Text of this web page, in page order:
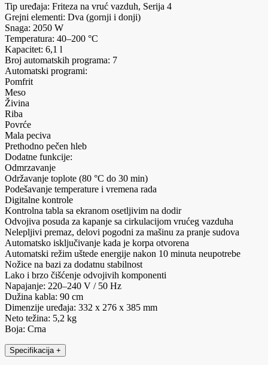
Tip uređaja: Friteza na vruć vazduh, Serija 4
Grejni elementi: Dva (gornji i donji)
Snaga: 2050 W
Temperatura: 40–200 °C
Kapacitet: 6,1 l
Broj automatskih programa: 7
Automatski programi:
Pomfrit
Meso
Živina
Riba
Povrće
Mala peciva
Prethodno pečen hleb
Dodatne funkcije:
Odmrzavanje
Održavanje toplote (80 °C do 30 min)
Podešavanje temperature i vremena rada
Digitalne kontrole
Kontrolna tabla sa ekranom osetljivim na dodir
Odvojiva posuda za kapanje sa cirkulacijom vrućeg vazduha
Nelepljivi premaz, delovi pogodni za mašinu za pranje sudova
Automatsko isključivanje kada je korpa otvorena
Automatski režim uštede energije nakon 10 minuta neupotrebe
Nožice na bazi za dodatnu stabilnost
Lako i brzo čišćenje odvojivih komponenti
Napajanje: 220–240 V / 50 Hz
Dužina kabla: 90 cm
Dimenzije uređaja: 332 x 276 x 385 mm
Neto težina: 5,2 kg
Boja: Crna
Specifikacija +